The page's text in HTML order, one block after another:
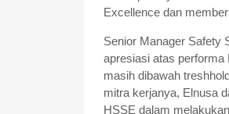
Excellence dan
Senior Manager Safety
apresiasi atas performa
masih dibawah
mitra kerjanya, Elnusa
HSSE dalam